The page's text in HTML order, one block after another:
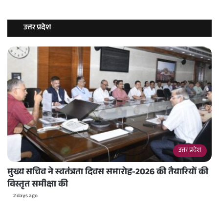
उत्तर प्रदेश
उत्तर प्रदेश
मुख्य सचिव ने स्वतंत्रता दिवस समारोह-2026 की तैयारियों की
विस्तृत समीक्षा की
2 days ago